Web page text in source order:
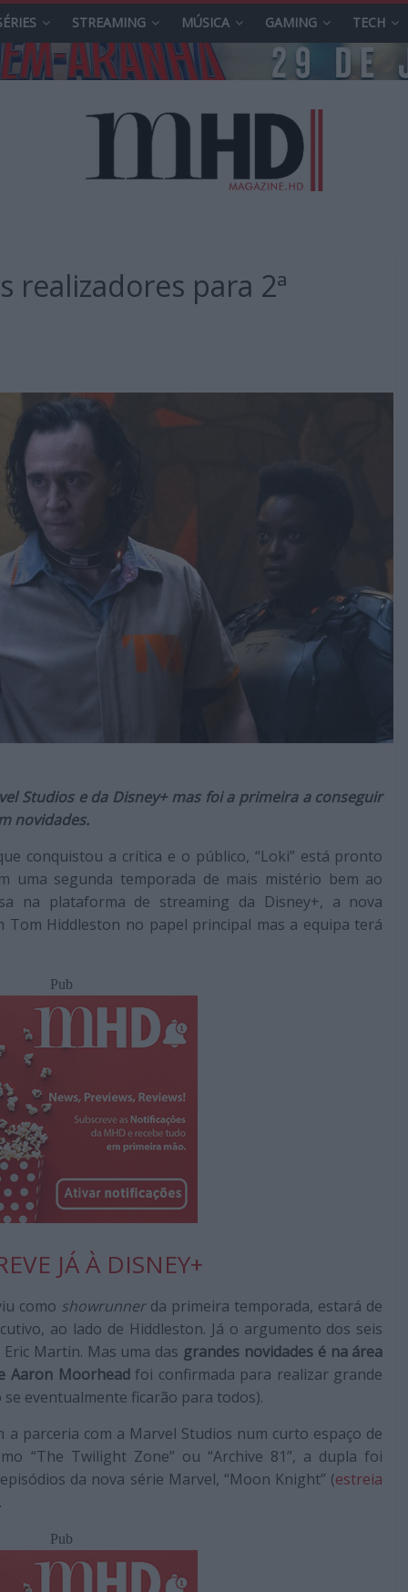
STREAMING MÚSICA GAMING TECH
realizadores para 2ª
Studios e da Disney+ mas foi a primeira a conseguir
novidades.
conquistou a crítica e o público, “Loki” está pronto
uma segunda temporada de mais mistério bem ao
na plataforma de streaming da Disney+, a nova
Tom Hiddleston no papel principal mas a equipa terá
Pub
JÁ À DISNEY+
como showrunnerda primeira temporada, estará de
ao lado de Hiddleston. Já o argumento dos seis
Martin. Mas uma das grandes novidades é na área
Aaron Moorheadfoi confirmada para realizar grande
eventualmente ficarão para todos).
parceria com a Marvel Studios num curto espaço de
“The Twilight Zone” ou “Archive 81”, a dupla foi
da nova série Marvel, “Moon Knight” (estreia
Pub